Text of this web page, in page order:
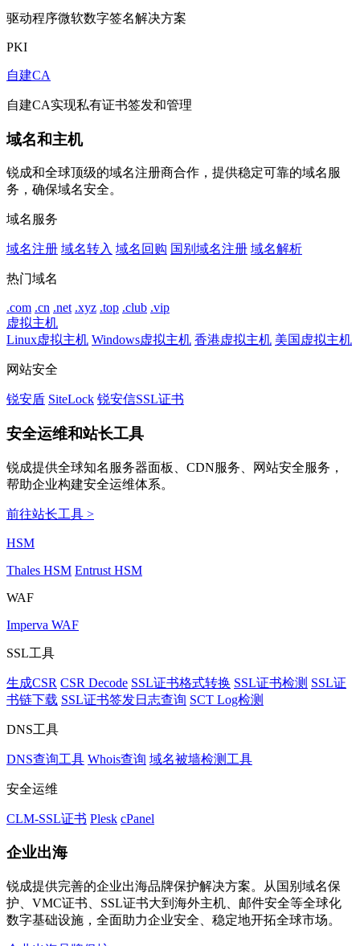
驱动程序微软数字签名解决方案
PKI
自建CA
自建CA实现私有证书签发和管理
域名和主机
锐成和全球顶级的域名注册商合作，提供稳定可靠的域名服
务，确保域名安全。
域名服务
域名注册 域名转入 域名回购 国别域名注册 域名解析
热门域名
.com .cn .net .xyz .top .club .vip
虚拟主机
Linux虚拟主机 Windows虚拟主机 香港虚拟主机 美国虚拟主机
网站安全
锐安盾 SiteLock 锐安信SSL证书
安全运维和站长工具
锐成提供全球知名服务器面板、CDN服务、网站安全服务，
帮助企业构建安全运维体系。
前往站长工具 >
HSM
Thales HSM Entrust HSM
WAF
Imperva WAF
SSL工具
生成CSR CSR Decode SSL证书格式转换 SSL证书检测 SSL证
书链下载 SSL证书签发日志查询 SCT Log检测
DNS工具
DNS查询工具 Whois查询 域名被墙检测工具
安全运维
CLM-SSL证书 Plesk cPanel
企业出海
锐成提供完善的企业出海品牌保护解决方案。从国别域名保
护、VMC证书、SSL证书大到海外主机、邮件安全等全球化
数字基础设施，全面助力企业安全、稳定地开拓全球市场。